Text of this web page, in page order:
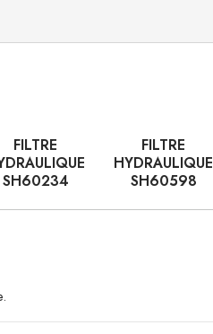
FILTRE
SH60234
FILTRE
HYDRAULIQUE
SH60598